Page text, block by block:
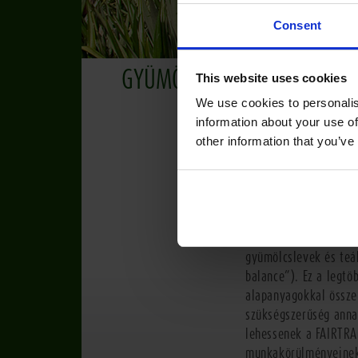
Consent
This website uses cookies
We use cookies to
information about your use
other information that
GYÜMÖLCSISMERETEKHEZ
Fel szabad
akkor is,
gyümölcslevek és
balance”). Ez a
alapanyagokkal
szükségszerűség
lehessenek a